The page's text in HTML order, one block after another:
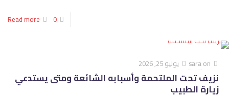
0
Read more
saraon يوليو 25, 2026
نزيف تحت الملتحمة وأسبابه الشائعة ومتى يستدعي
زيارة الطبيب